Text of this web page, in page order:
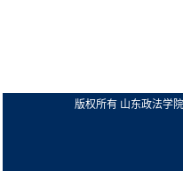
版权所有 山东政法学